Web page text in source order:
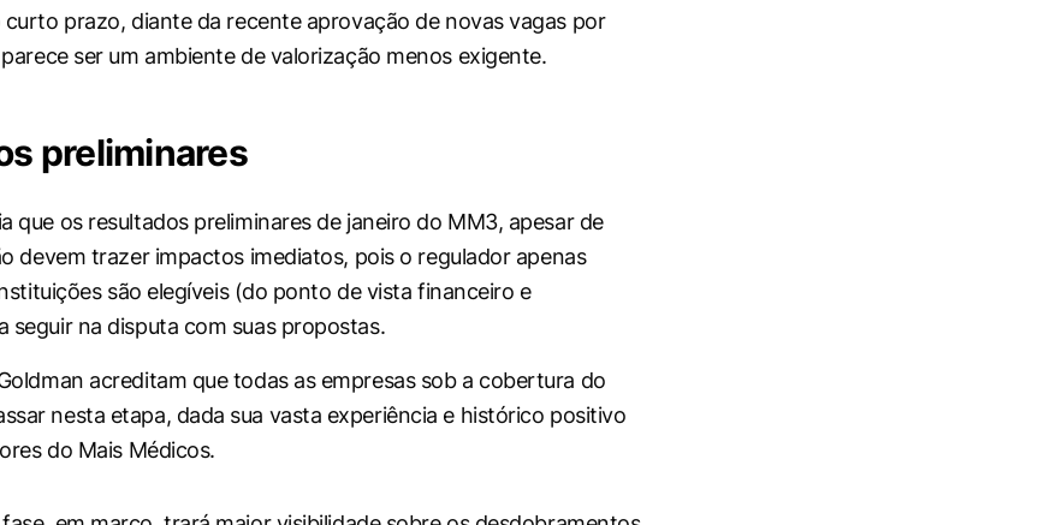
prazo, diante da recente aprovação de novas vagas por
ser um ambiente de valorização menos exigente.
preliminares
que os resultados preliminares de janeiro do MM3, apesar de
devem trazer impactos imediatos, pois o regulador apenas
são elegíveis (do ponto de vista financeiro e
seguir na disputa com suas propostas.
acreditam que todas as empresas sob a cobertura do
nesta etapa, dada sua vasta experiência e histórico positivo
do Mais Médicos.